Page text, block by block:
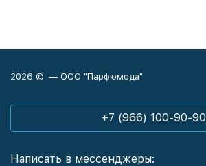
2026 © — ООО "Парфюмода"
+7 (966) 100-90-90
Написать в мессенджеры: